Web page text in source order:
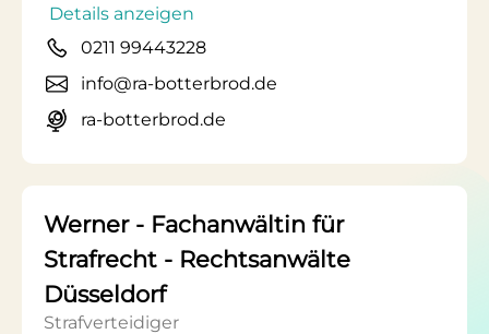
Details anzeigen
0211 99443228
info@ra-botterbrod.de
ra-botterbrod.de
Werner - Fachanwältin für
Strafrecht - Rechtsanwälte
Düsseldorf
Strafverteidiger